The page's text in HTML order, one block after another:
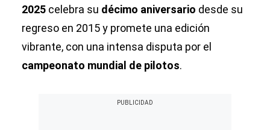
2025 celebra su décimo aniversario desde su
regreso en 2015 y promete una edición
vibrante, con una intensa disputa por el
campeonato mundial de pilotos.